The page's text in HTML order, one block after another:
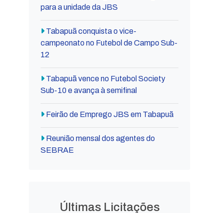
para a unidade da JBS
Tabapuã conquista o vice-
campeonato no Futebol de Campo Sub-
12
Tabapuã vence no Futebol Society
Sub-10 e avança à semifinal
Feirão de Emprego JBS em Tabapuã
Reunião mensal dos agentes do
SEBRAE
Últimas Licitações